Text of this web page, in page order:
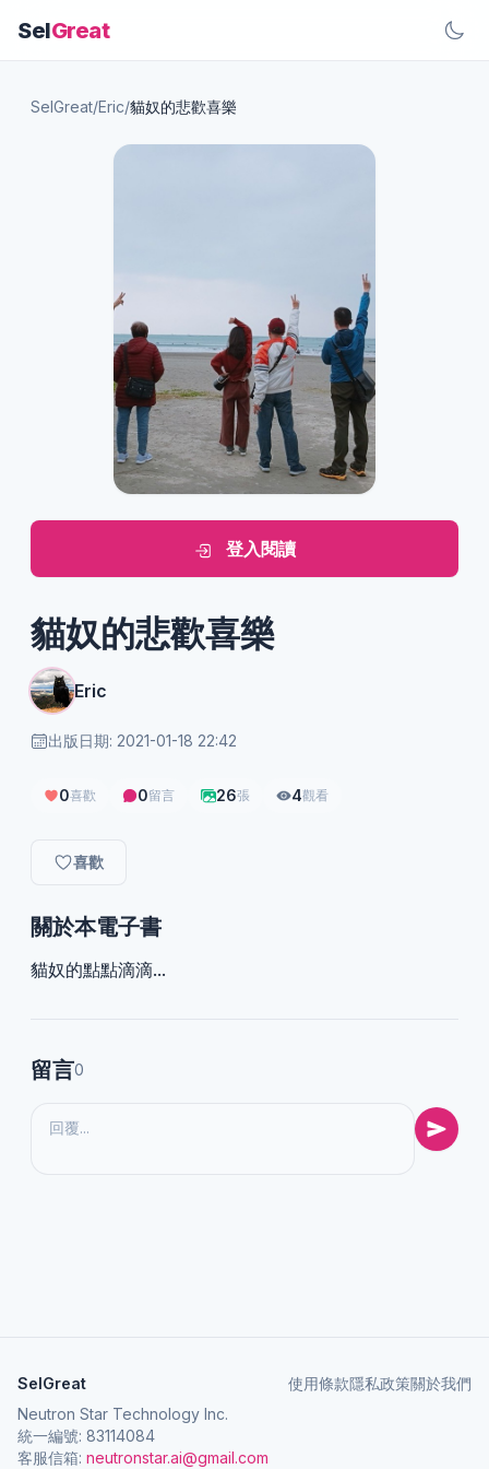
SelGreat
SelGreat/Eric/貓奴的悲歡喜樂
登入閱讀
貓奴的悲歡喜樂
Eric
出版日期: 2021-01-18 22:42
0喜歡 0留言 26張 4觀看
喜歡
關於本電子書
貓奴的點點滴滴...
留言0
SelGreat
Neutron Star Technology Inc.
統一編號: 83114084
客服信箱: neutronstar.ai@gmail.com
使用條款隱私政策關於我們